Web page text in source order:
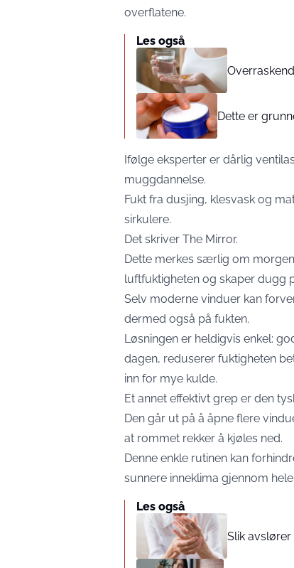
overflatene.
Les også
Dette er
Ifølge eksperter er dårlig
muggdannelse.
Fukt fra dusjing, klesvask og
sirkulere.
Det skriver The Mirror.
Dette merkes særlig om
luftfuktigheten og skaper dugg
Selv moderne vinduer kan
dermed også på fukten.
Løsningen er heldigvis enkel:
dagen, reduserer fuktigheten
inn for mye kulde.
Et annet effektivt grep er den
Den går ut på å åpne flere
at rommet rekker å kjøles ned.
Denne enkle rutinen kan
sunnere inneklima gjennom
Les også
Slik